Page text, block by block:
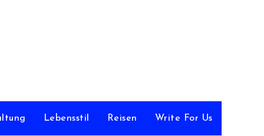
Lebensstil Reisen Write For Us